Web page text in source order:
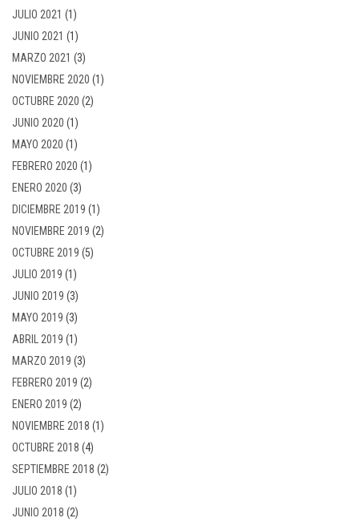
JULIO 2021 (1)
JUNIO 2021 (1)
MARZO 2021 (3)
NOVIEMBRE 2020 (1)
OCTUBRE 2020 (2)
JUNIO 2020 (1)
MAYO 2020 (1)
FEBRERO 2020 (1)
ENERO 2020 (3)
DICIEMBRE 2019 (1)
NOVIEMBRE 2019 (2)
OCTUBRE 2019 (5)
JULIO 2019 (1)
JUNIO 2019 (3)
MAYO 2019 (3)
ABRIL 2019 (1)
MARZO 2019 (3)
FEBRERO 2019 (2)
ENERO 2019 (2)
NOVIEMBRE 2018 (1)
OCTUBRE 2018 (4)
SEPTIEMBRE 2018 (2)
JULIO 2018 (1)
JUNIO 2018 (2)